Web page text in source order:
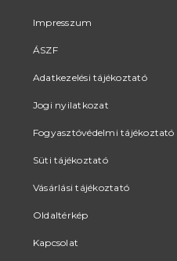
Impresszum
ÁSZF
Adatkezelési tájékoztató
Jogi nyilatkozat
Fogyasztóvédelmi tájékoztató
Süti tájékoztató
Vásárlási tájékoztató
Oldaltérkép
Kapcsolat